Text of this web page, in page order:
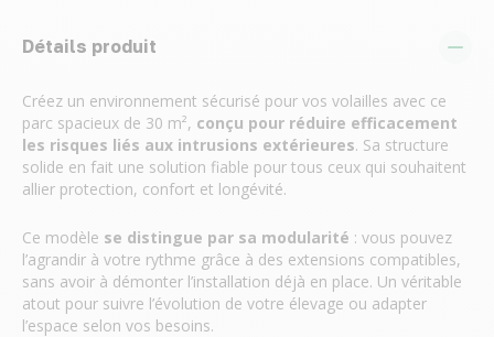
Détails produit
Créez un environnement sécurisé pour vos volailles avec ce
parc spacieux de 30 m², conçu pour réduire efficacement
les risques liés aux intrusions extérieures. Sa structure
solide en fait une solution fiable pour tous ceux qui souhaitent
allier protection, confort et longévité.
Ce modèle se distingue par sa modularité : vous pouvez
l’agrandir à votre rythme grâce à des extensions compatibles,
sans avoir à démonter l’installation déjà en place. Un véritable
atout pour suivre l’évolution de votre élevage ou adapter
l’espace selon vos besoins.